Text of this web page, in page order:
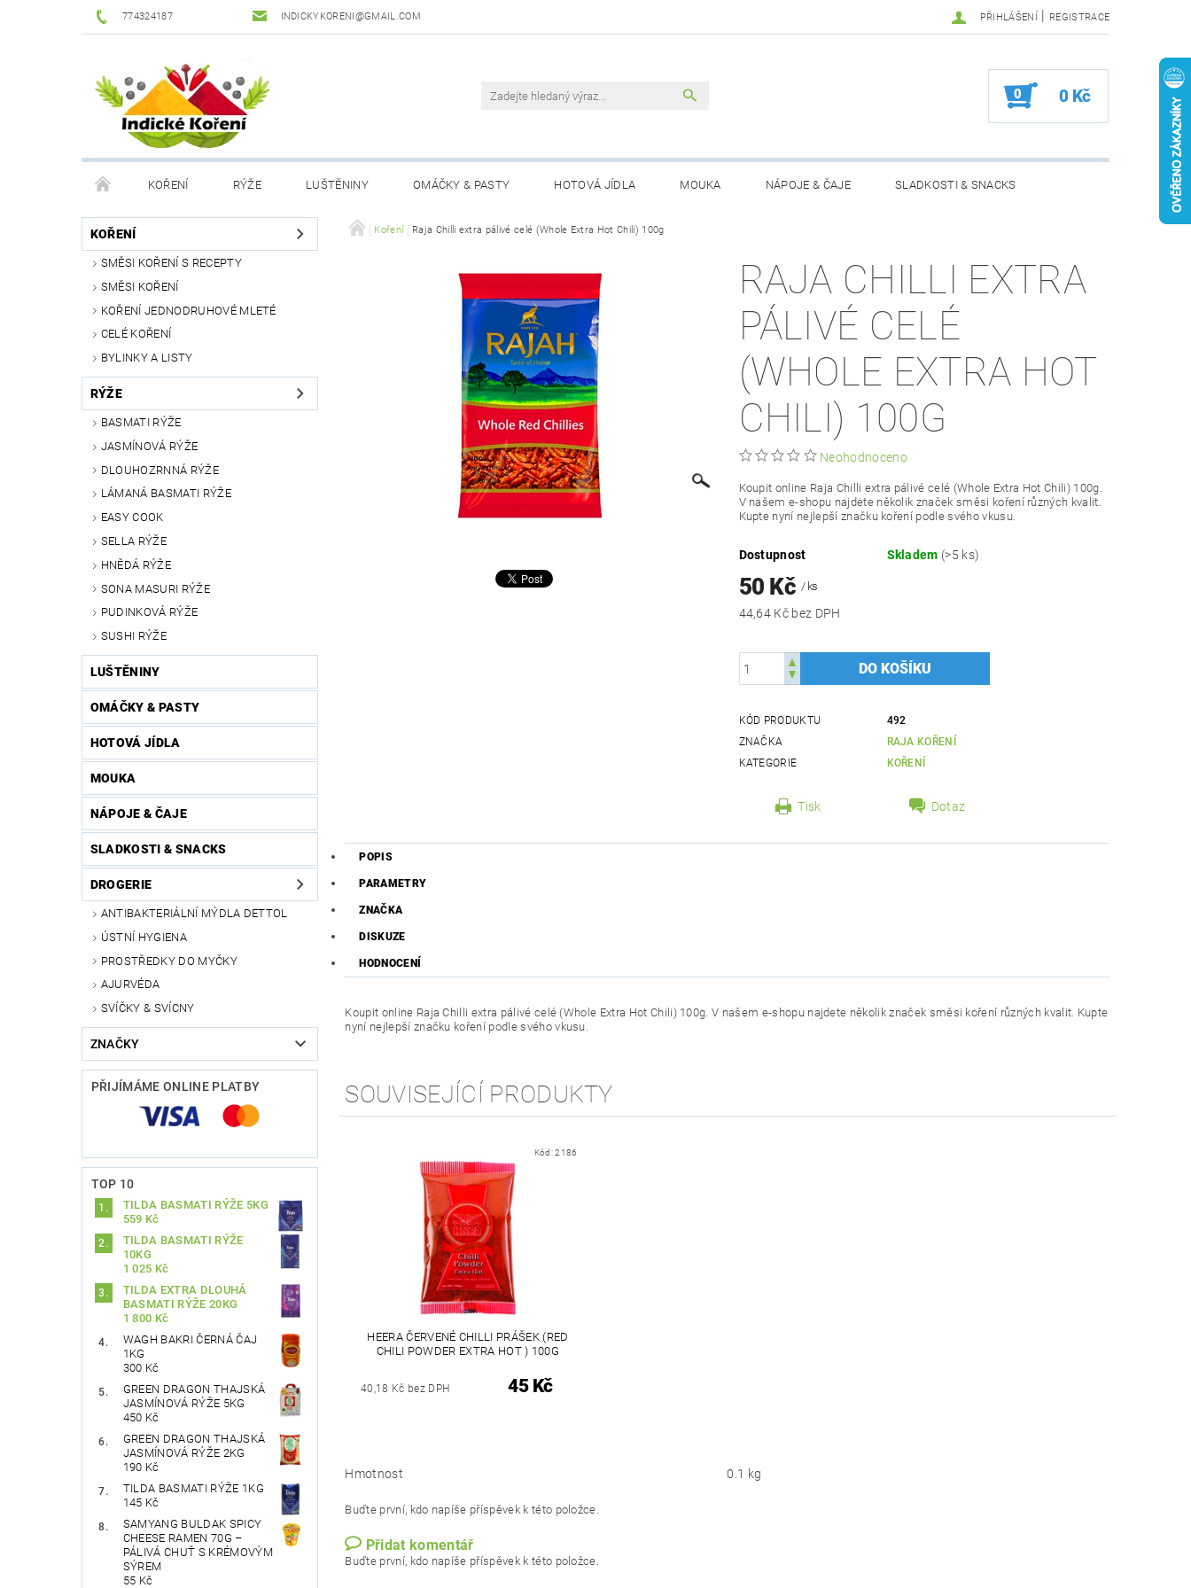
774324187 INDICKYKORENI@GMAIL.COM PŘIHLÁŠENÍ | REGISTRACE
0 0 Kč
KOŘENÍ RÝŽE LUŠTĚNINY OMÁČKY & PASTY HOTOVÁ JÍDLA MOUKA NÁPOJE & ČAJE SLADKOSTI & SNACKS
DROGERIE PODMÍNKY OCHRANY OSOBNÍCH ÚDAJŮ OBCHODNÍ PODMÍNKY KONTAKTY
KOŘENÍ
SMĚSI KOŘENÍ S RECEPTY
SMĚSI KOŘENÍ
KOŘENÍ JEDNODRUHOVÉ MLETÉ
CELÉ KOŘENÍ
BYLINKY A LISTY
RÝŽE
BASMATI RÝŽE
JASMÍNOVÁ RÝŽE
DLOUHOZRNNÁ RÝŽE
LÁMANÁ BASMATI RÝŽE
EASY COOK
SELLA RÝŽE
HNĚDÁ RÝŽE
SONA MASURI RÝŽE
PUDINKOVÁ RÝŽE
SUSHI RÝŽE
LUŠTĚNINY
OMÁČKY & PASTY
HOTOVÁ JÍDLA
MOUKA
NÁPOJE & ČAJE
SLADKOSTI & SNACKS
DROGERIE
ANTIBAKTERIÁLNÍ MÝDLA DETTOL
ÚSTNÍ HYGIENA
PROSTŘEDKY DO MYČKY
AJURVÉDA
SVÍČKY & SVÍCNY
ZNAČKY
PŘIJÍMÁME ONLINE PLATBY
TOP 10
TILDA BASMATI RÝŽE 5KG
559 Kč
TILDA BASMATI RÝŽE
10KG
1 025 Kč
TILDA EXTRA DLOUHÁ
BASMATI RÝŽE 20KG
1 800 Kč
WAGH BAKRI ČERNÁ ČAJ
1KG
300 Kč
GREEN DRAGON THAJSKÁ
JASMÍNOVÁ RÝŽE 5KG
450 Kč
GREEN DRAGON THAJSKÁ
JASMÍNOVÁ RÝŽE 2KG
190 Kč
TILDA BASMATI RÝŽE 1KG
145 Kč
SAMYANG BULDAK SPICY
CHEESE RAMEN 70G –
PÁLIVÁ CHUŤ S KRÉMOVÝM
SÝREM
55 Kč
Koření Raja Chilli extra pálivé celé (Whole Extra Hot Chili) 100g
RAJA CHILLI EXTRA
PÁLIVÉ CELÉ
(WHOLE EXTRA HOT
CHILI) 100G
Neohodnoceno
Koupit online Raja Chilli extra pálivé celé (Whole Extra Hot Chili) 100g.
V našem e-shopu najdete několik značek směsi koření různých kvalit.
Kupte nyní nejlepší značku koření podle svého vkusu.
Dostupnost Skladem (>5 ks)
50 Kč / ks
44,64 Kč bez DPH
KÓD PRODUKTU
492
ZNAČKA
RAJA KOŘENÍ
KATEGORIE
KOŘENÍ
Tisk Dotaz
POPIS
PARAMETRY
ZNAČKA
DISKUZE
HODNOCENÍ
Koupit online Raja Chilli extra pálivé celé (Whole Extra Hot Chili) 100g. V našem e-shopu najdete několik značek směsi koření různých kvalit. Kupte
nyní nejlepší značku koření podle svého vkusu.
SOUVISEJÍCÍ PRODUKTY
Kód:2186
HEERA ČERVENÉ CHILLI PRÁŠEK (RED
CHILI POWDER EXTRA HOT ) 100G
40,18 Kč bez DPH 45 Kč
Hmotnost 0.1 kg
Buďte první, kdo napíše příspěvek k této položce.
Přidat komentář
Buďte první, kdo napíše příspěvek k této položce.